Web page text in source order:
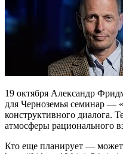
19 октября Александр
для Черноземья семинар —
конструктивного диалога.
атмосферы рационального
Кто еще планирует —